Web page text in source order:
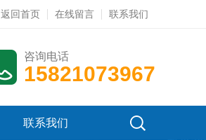
返回首页 在线留言 联系我们
咨询电话
15821073967
联系我们